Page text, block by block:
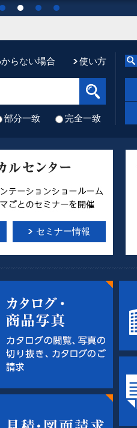
使い方
らない場合
部分一致 完全一致
セミナー情報